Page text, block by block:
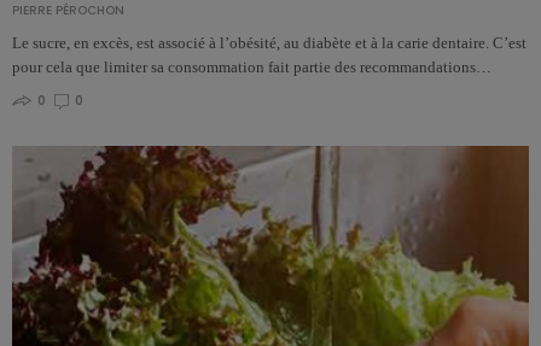
PIERRE PÉROCHON
Le sucre, en excès, est associé à l’obésité, au diabète et à la carie dentaire. C’est
pour cela que limiter sa consommation fait partie des recommandations…
0
0